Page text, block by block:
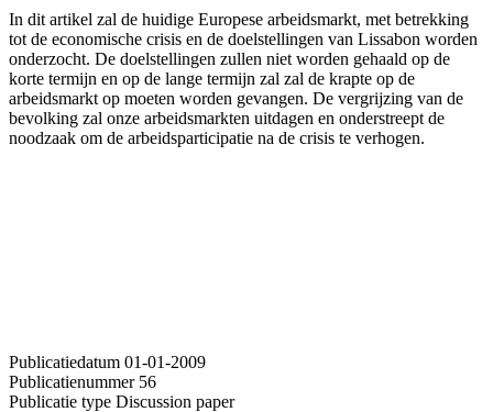
In dit artikel zal de huidige Europese arbeidsmarkt, met betrekking
tot de economische crisis en de doelstellingen van Lissabon worden
onderzocht. De doelstellingen zullen niet worden gehaald op de
korte termijn en op de lange termijn zal zal de krapte op de
arbeidsmarkt op moeten worden gevangen. De vergrijzing van de
bevolking zal onze arbeidsmarkten uitdagen en onderstreept de
noodzaak om de arbeidsparticipatie na de crisis te verhogen.
Publicatiedatum 01-01-2009
Publicatienummer56
Publicatie type Discussion paper